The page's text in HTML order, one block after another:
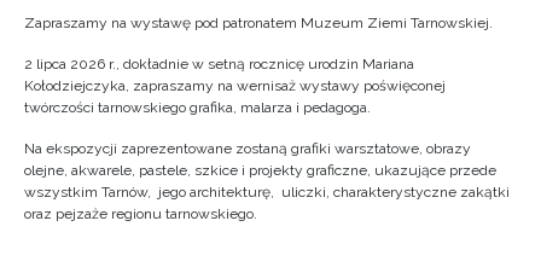
Zapraszamy na wystawę pod patronatem Muzeum Ziemi Tarnowskiej.
2 lipca 2026 r., dokładnie w setną rocznicę urodzin Mariana
Kołodziejczyka, zapraszamy na wernisaż wystawy poświęconej
twórczości tarnowskiego grafika, malarza i pedagoga.
Na ekspozycji zaprezentowane zostaną grafiki warsztatowe, obrazy
olejne, akwarele, pastele, szkice i projekty graficzne, ukazujące przede
wszystkim Tarnów, jego architekturę, uliczki, charakterystyczne zakątki
oraz pejzaże regionu tarnowskiego.